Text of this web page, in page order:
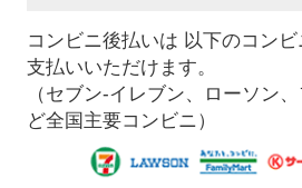
コンビニ後払いは 以下のコン
支払いいただけます。
（セブン-イレブン、ローソン
ど全国主要コンビニ）